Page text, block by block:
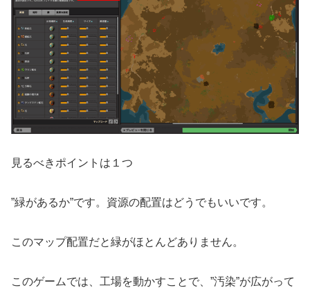
見るべきポイントは１つ
”緑があるか”です。資源の配置はどうでもいいです。
このマップ配置だと緑がほとんどありません。
このゲームでは、工場を動かすことで、”汚染”が広がって